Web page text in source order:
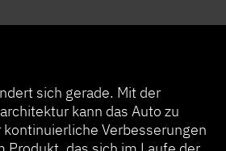
sich gerade. Mit der
kann das Auto zu
Verbesserungen